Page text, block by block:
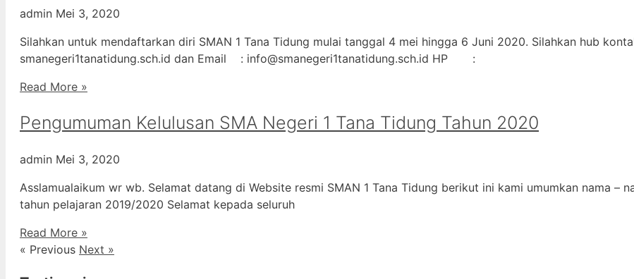
admin Mei 3, 2020
Silahkan untuk mendaftarkan diri SMAN 1 Tana Tidung mulai tanggal 4 mei hingga 6 Juni 2020. Silahkan hub
smanegeri1tanatidung.sch.id dan Email : info@smanegeri1tanatidung.sch.id HP :
Read More »
Pengumuman Kelulusan SMA Negeri 1 Tana Tidung Tahun 2020
admin Mei 3, 2020
Asslamualaikum wr wb. Selamat datang di Website resmi SMAN 1 Tana Tidung berikut ini kami umumkan nama –
tahun pelajaran 2019/2020 Selamat kepada seluruh
Read More »
« Previous Next »